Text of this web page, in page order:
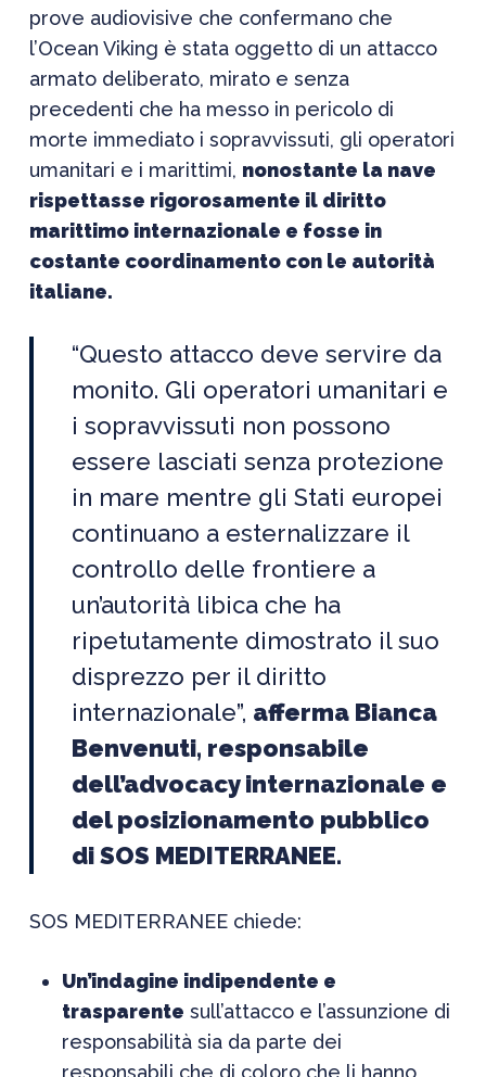
prove audiovisive che confermano che
l’Ocean Viking è stata oggetto di un attacco
armato deliberato, mirato e senza
precedenti che ha messo in pericolo di
morte immediato i sopravvissuti, gli operatori
umanitari e i marittimi, nonostante la nave
rispettasse rigorosamente il diritto
marittimo internazionale e fosse in
costante coordinamento con le autorità
italiane.
“Questo attacco deve servire da
monito. Gli operatori umanitari e
i sopravvissuti non possono
essere lasciati senza protezione
in mare mentre gli Stati europei
continuano a esternalizzare il
controllo delle frontiere a
un’autorità libica che ha
ripetutamente dimostrato il suo
disprezzo per il diritto
internazionale”, afferma Bianca
Benvenuti, responsabile
dell’advocacy internazionale e
del posizionamento pubblico
di SOS MEDITERRANEE.
SOS MEDITERRANEE chiede:
Un’indagine indipendente e
trasparente sull’attacco e l’assunzione di
responsabilità sia da parte dei
responsabili che di coloro che li hanno